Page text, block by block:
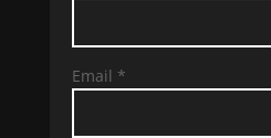
Email *